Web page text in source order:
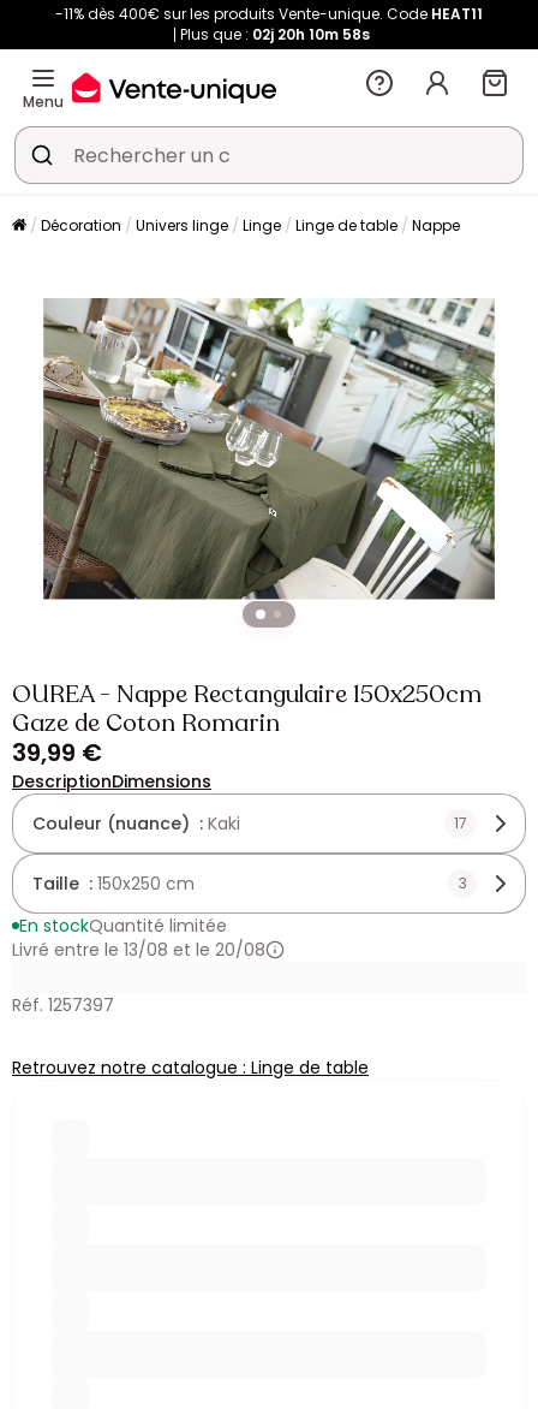
-11% dès 400€ sur les produits Vente-unique. Code HEAT11
Plus que : 02j 20h 10m 58s
Menu
Décoration Univers linge Linge Linge de table Nappe
OUREA - Nappe Rectangulaire 150x250cm
Gaze de Coton Romarin
39,99 €
DescriptionDimensions
Couleur (nuance) : Kaki 17
Taille : 150x250 cm 3
En stockQuantité limitée
Livré entre le 13/08 et le 20/08
Réf. 1257397
Retrouvez notre catalogue : Linge de table